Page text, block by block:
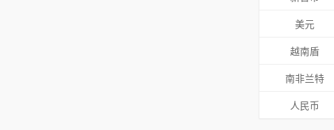
美元
越南盾
南非兰特
人民币